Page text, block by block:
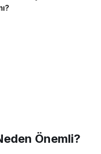
Önemli?